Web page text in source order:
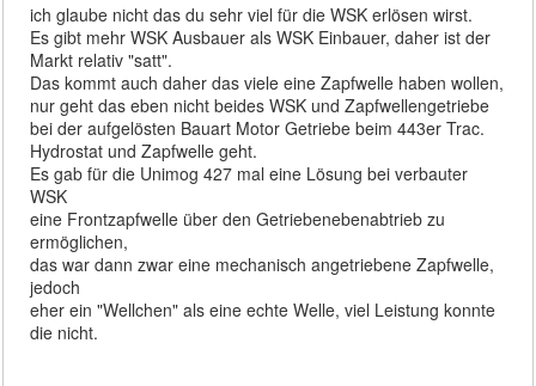
ich glaube nicht das du sehr viel für die WSK erlösen wirst.
Es gibt mehr WSK Ausbauer als WSK Einbauer, daher ist der
Markt relativ "satt".
Das kommt auch daher das viele eine Zapfwelle haben wollen,
nur geht das eben nicht beides WSK und Zapfwellengetriebe
bei der aufgelösten Bauart Motor Getriebe beim 443er Trac.
Hydrostat und Zapfwelle geht.
Es gab für die Unimog 427 mal eine Lösung bei verbauter
WSK
eine Frontzapfwelle über den Getriebenebenabtrieb zu
ermöglichen,
das war dann zwar eine mechanisch angetriebene Zapfwelle,
jedoch
eher ein "Wellchen" als eine echte Welle, viel Leistung konnte
die nicht.